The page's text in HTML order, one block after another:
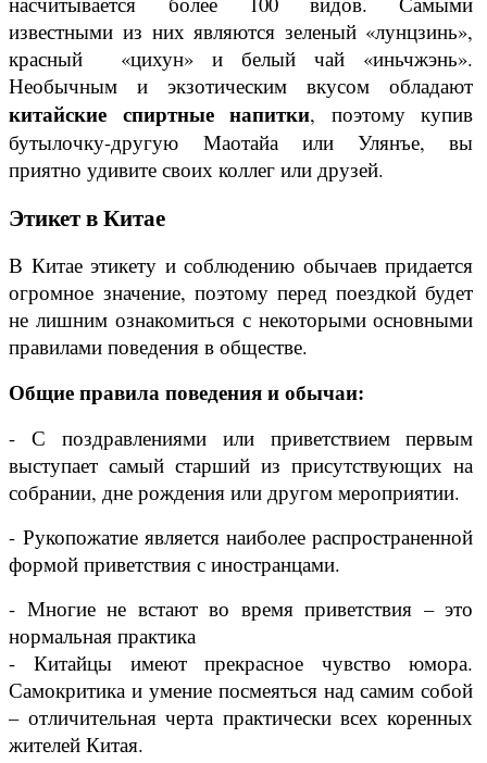
известными из них являются зеленый «лунцзинь»,
красный «цихун» и белый чай «иньчжэнь».
Необычным и экзотическим вкусом обладают
китайские спиртные напитки, поэтому купив
бутылочку-другую Маотайа или Улянъе, вы
приятно удивите своих коллег или друзей.
Этикет в Китае
В Китае этикету и соблюдению обычаев придается
огромное значение, поэтому перед поездкой будет
не лишним ознакомиться с некоторыми основными
правилами поведения в обществе.
Общие правила поведения и обычаи:
- С поздравлениями или приветствием первым
выступает самый старший из присутствующих на
собрании, дне рождения или другом мероприятии.
- Рукопожатие является наиболее распространенной
формой приветствия с иностранцами.
- Многие не встают во время приветствия – это
нормальная практика
- Китайцы имеют прекрасное чувство юмора.
Самокритика и умение посмеяться над самим собой
– отличительная черта практически всех коренных
жителей Китая.